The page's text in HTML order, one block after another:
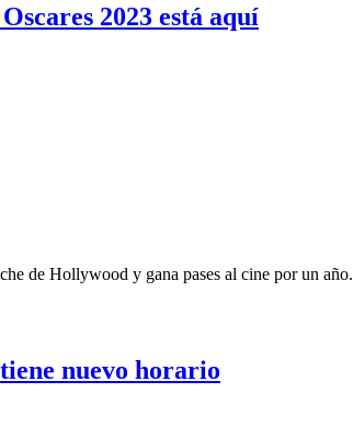
2023 está aquí
de Hollywood y gana pases al cine por un año.
nuevo horario